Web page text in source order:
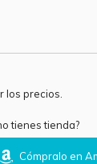
los precios.
tienes tienda?
Cómpralo en